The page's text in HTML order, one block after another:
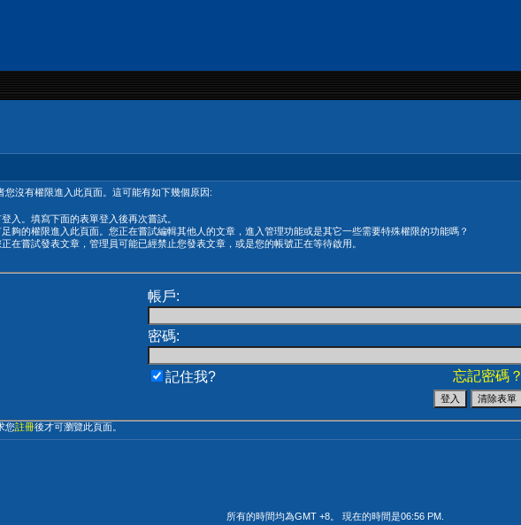
您沒有權限進入此頁面。這可能有如下幾個原因:
入。填寫下面的表單登入後再次嘗試。
夠的權限進入此頁面。您正在嘗試編輯其他人的文章，進入管理功能或是其它一些需要特殊權限的功能嗎？
在嘗試發表文章，管理員可能已經禁止您發表文章，或是您的帳號正在等待啟用。
帳戶:
密碼:
忘記密碼？
記住我?
您註冊後才可瀏覽此頁面。
所有的時間均為GMT +8。 現在的時間是06:56 PM